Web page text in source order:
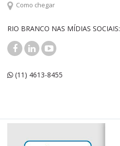
Como chegar
RIO BRANCO NAS MÍDIAS SOCIAIS:
(11) 4613-8455